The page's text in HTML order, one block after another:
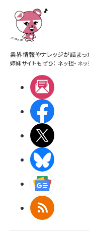
業界情報やナレッジが詰まっ
姉妹サイトもぜひ： ネッ担・ ネ
RSS